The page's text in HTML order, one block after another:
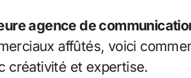
agence de
affûtés, voici
créativité et expertise.